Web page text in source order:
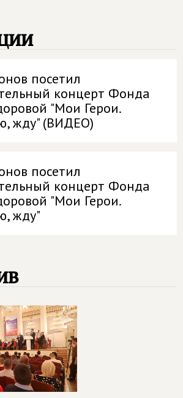
посетил
концерт Фонда
"Мои Герои.
жду" (ВИДЕО)
посетил
концерт Фонда
"Мои Герои.
жду"